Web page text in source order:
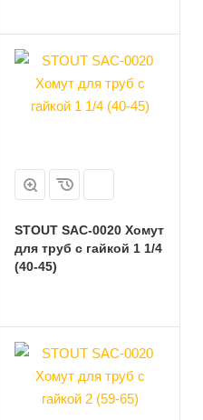
STOUT SAC-0020 Хомут
для труб с гайкой 1 1/4
(40-45)